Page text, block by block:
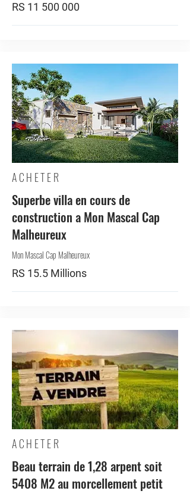
RS 11 500 000
ACHETER
Superbe villa en cours de
construction a Mon Mascal Cap
Malheureux
Mon Mascal Cap Malheureux
RS 15.5 Millions
ACHETER
Beau terrain de 1,28 arpent soit
5408 M2 au morcellement petit